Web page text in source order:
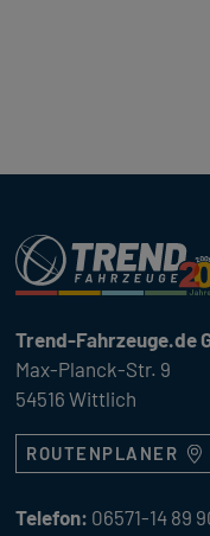
Trend-Fahrzeuge.de
Max-Planck-Str. 9
54516 Wittlich
ROUTENPLANER
Telefon: 06571-14 89